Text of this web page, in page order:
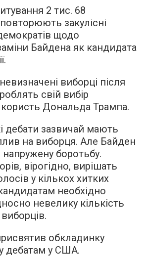
2 тис. 68
закулісні
щодо
Байдена як кандидата
виборці після
свій вибір
Дональда Трампа.
дебати зазвичай мають
на виборця. Але Байден
боротьбу.
вірогідно, вирішать
у кількох хитких
необхідно
невелику кількість
обкладинку
дебатам у США.